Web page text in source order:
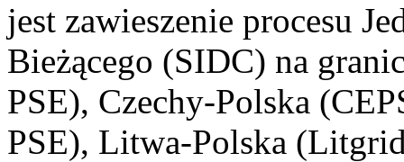
jest zawieszenie procesu
Bieżącego (SIDC) na
PSE), Czechy-Polska
PSE), Litwa-Polska